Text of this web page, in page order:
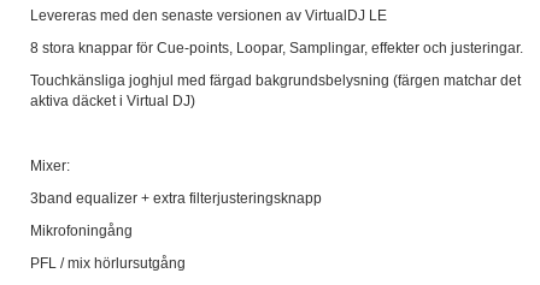
Levereras med den senaste versionen av VirtualDJ LE
8 stora knappar för Cue-points, Loopar, Samplingar, effekter och justeringar.
Touchkänsliga joghjul med färgad bakgrundsbelysning (färgen matchar det
aktiva däcket i Virtual DJ)
Mixer:
3band equalizer + extra filterjusteringsknapp
Mikrofoningång
PFL / mix hörlursutgång